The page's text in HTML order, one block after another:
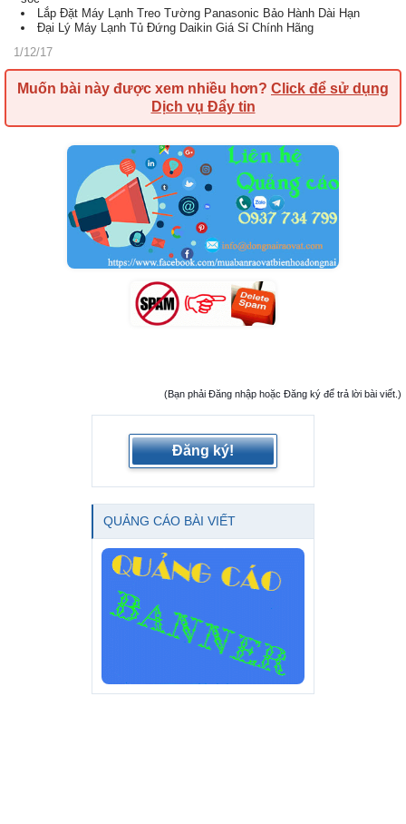
Lắp Đặt Máy Lạnh Treo Tường Panasonic Bảo Hành Dài Hạn
Đại Lý Máy Lạnh Tủ Đứng Daikin Giá Sỉ Chính Hãng
1/12/17
Muốn bài này được xem nhiều hơn? Click để sử dụng
Dịch vụ Đẩy tin
(Bạn phải Đăng nhập hoặc Đăng ký để trả lời bài viết.)
Đăng ký!
QUẢNG CÁO BÀI VIẾT